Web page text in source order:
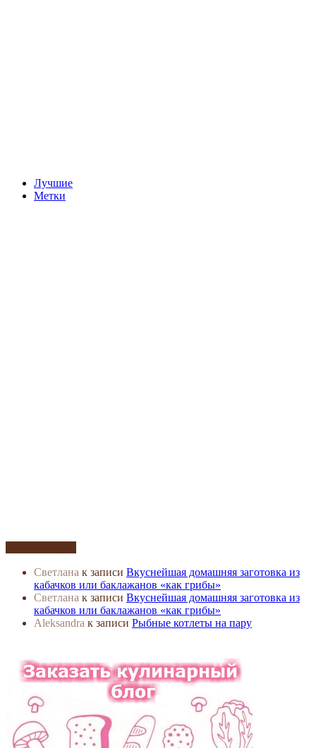
Лучшие
Метки
Светлана к записи Вкуснейшая домашняя заготовка из
кабачков или баклажанов «как грибы»
Светлана к записи Вкуснейшая домашняя заготовка из
кабачков или баклажанов «как грибы»
Aleksandra к записи Рыбные котлеты на пару